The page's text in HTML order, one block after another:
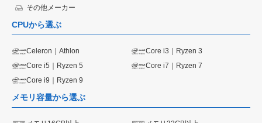
その他メーカー
CPUから選ぶ
Celeron｜Athlon
Core i3｜Ryzen 3
Core i5｜Ryzen 5
Core i7｜Ryzen 7
Core i9｜Ryzen 9
メモリ容量から選ぶ